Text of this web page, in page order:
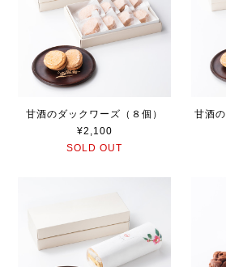
甘酒のダックワーズ（８個）
¥2,100
SOLD OUT
甘酒